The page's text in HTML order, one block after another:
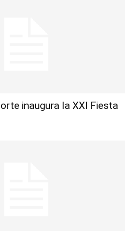
inaugura la XXI Fiesta